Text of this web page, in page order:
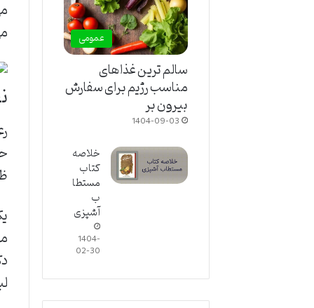
عمومی
سالم ترین غذاهای
مناسب رژیم برای سفارش
بیرون بر
1404-09-03
خلاصه
کتاب
مستطا
ب
آشپزی
1404-
02-30